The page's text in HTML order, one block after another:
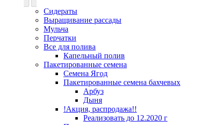
Сидераты
Выращивание рассады
Мульча
Перчатки
Все для полива
Капельный полив
Пакетированные семена
Семена Ягод
Пакетированные семена бахчевых
Арбуз
Дыня
!Акция, распродажа!!
Реализовать до 12.2020 г